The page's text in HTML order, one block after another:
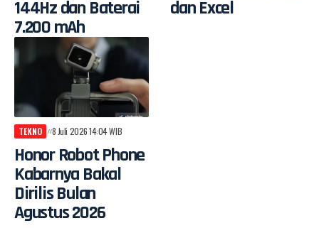
144Hz dan Baterai
7.200 mAh
dan Excel
TEKNO 8 Juli 2026 14:04 WIB
Honor Robot Phone
Kabarnya Bakal
Dirilis Bulan
Agustus 2026